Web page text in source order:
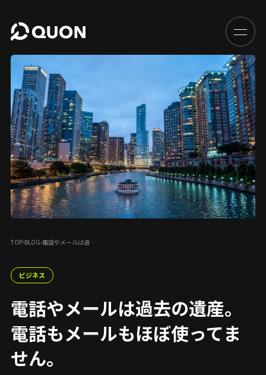
TOP›BLOG›電話やメールは過…
ビジネス
電話やメールは過去の遺産。
電話もメールもほぼ使ってま
せん。